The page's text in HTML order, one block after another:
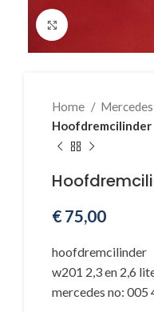
Home
Hoofdremcilinder
€ 75,00
hoofdremcilinder
w201 2,3 en 2,6
mercedes no: 005